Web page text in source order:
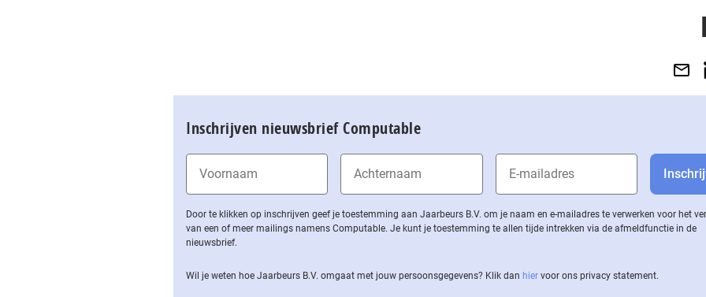
Inschrijven nieuwsbrief Computable
Door te klikken op inschrijven geef je toestemming aan Jaarbeurs B.V. om je naam en e-mailadres te verwerken voor het
van een of meer mailings namens Computable. Je kunt je toestemming te allen tijde intrekken via de af­meld­func­tie in de
nieuwsbrief.
Wil je weten hoe Jaarbeurs B.V. omgaat met jouw per­soons­ge­ge­vens? Klik dan hier voor ons privacy statement.